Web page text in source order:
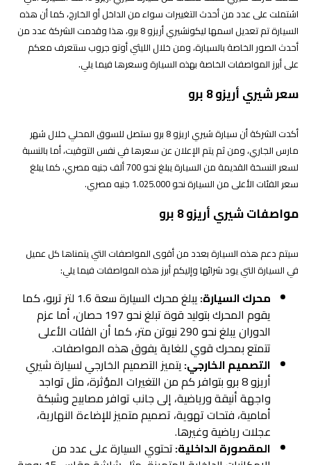
اشتملت على عدد من أحدث التغييرات سواء من الداخل أو الخارج، كما أن هذه
السيارة تم تعديل اسمها ليكونشيري أريزو 8 برو، هذا وقدمت الشركة عدد من
أحدث الصور الخاصة بالسيارة، ومن خلال الليثي أوتو جروب سنتعرف معكم
على أبرز المواصفات الخاصة بهذه السيارة وسعرها فيما يلي.
سعر شيري أريزو 8 برو
أكدت الشركة أن سيارة شيري اريزو 8 برو ستصل للسوق المحلي خلال شهر
مارس الجاري، ومن ثم يتم الإعلان عن سعرها في نفس التوقيت، أما بالنسبة
لسعر النسخة القديمة من السيارة يبلغ نحو 700 ألف جنيه مصري، كما يبلغ
سعر الفئات الأعلى من السيارة نحو 1.025.000 جنيه مصري.
مواصفات شيري أريزو 8 برو
سيتم دعم هذه السيارة بعدد من أقوى المواصفات التي يتمناها كل عميل
في السيارة التي يود شرائها وإليكم أبرز هذه المواصفات فيما يلي:
محرك السيارة:
يبلغ محرك السيارة سعة 1.6 لتر تربو، كما
يقوم المحرك بتوليد قوة تبلغ نحو 197 حصان، أما عزم
الدوران يبلغ نحو 290 نيوتن متر، كما أن الفئات الأعلى
تتمتع بمحرك قوي للغاية يفوق هذه المواصفات.
التصميم الخارجي: يتميز التصميم الخارجي لسيارة شيري
أريزو 8 برو بتوافر كم من التغيرات المؤثرة، مثل تواجد
واجهة أنيقة ورياضية، إلى جانب توافر مصابيح وشبكة
أمامية، فتحات تهوية، تصميم متميز للإضاءة النهارية،
عجلات رياضية وغيرها.
المقصورة الداخلية:تحتوي السيارة على عدد من